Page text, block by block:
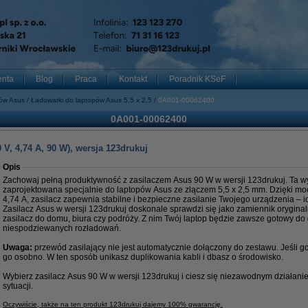
Blog Praca Kontakt Poradnik KSeF
Asus Ładowarki do laptopów Asus 5.5 x 2.5 0A001-00062400
0A001-00062400
4,74 A, 90 W), wersja 123drukuj
Opis
Zachowaj pełną produktywność z zasilaczem Asus 90 W w wersji 123drukuj. Ta
zaprojektowana specjalnie do laptopów Asus ze złączem 5,5 x 2,5 mm. Dzięki
4,74 A, zasilacz zapewnia stabilne i bezpieczne zasilanie Twojego urządzenia –
Zasilacz Asus w wersji 123drukuj doskonale sprawdzi się jako zamiennik
zasilacz do domu, biura czy podróży. Z nim Twój laptop będzie zawsze gotowy do
niespodziewanych rozładowań.
Uwaga: przewód zasilający nie jest automatycznie dołączony do zestawu. Jeśli
go osobno. W ten sposób unikasz duplikowania kabli i dbasz o środowisko.
Wybierz zasilacz Asus 90 W w wersji 123drukuj i ciesz się niezawodnym
sytuacji.
Oczywiście, także na ten produkt 123drukuj dajemy 100% gwarancję.